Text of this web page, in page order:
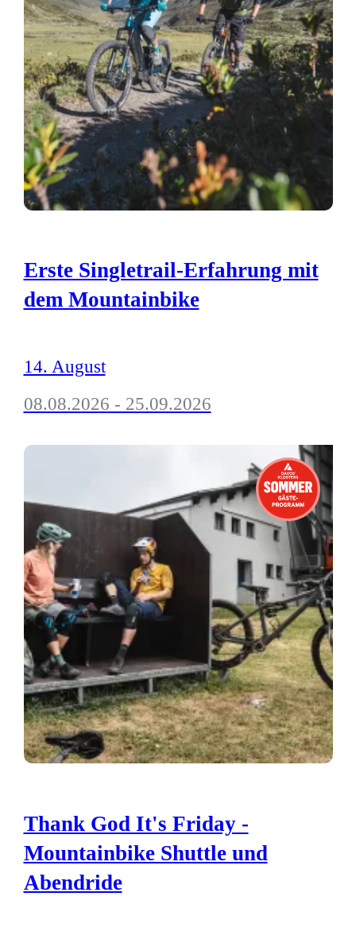
Erste Singletrail-Erfahrung mit
dem Mountainbike
14. August
08.08.2026 - 25.09.2026
Thank God It's Friday -
Mountainbike Shuttle und
Abendride